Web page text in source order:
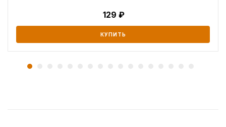
129
КУПИТЬ